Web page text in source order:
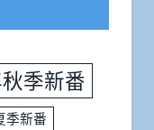
季新番
季新番